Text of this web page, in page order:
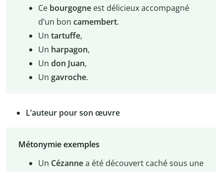
Ce bourgogneest délicieux accompagné
d’un bon camembert.
Un tartuffe,
Un harpagon,
Un don Juan,
Un gavroche.
L’auteur pour son œuvre
Métonymie exemples
Un Cézannea été découvert caché sous une